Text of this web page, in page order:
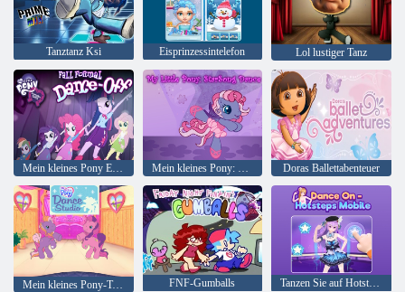
Tanztanz Ksi Eisprinzessintelefon Lol lustiger Tanz
Mein kleines Pony Equestria Girls fallen formelles Tanz-Off Mein kleines Pony: Starsong-Tanz Doras Ballettabenteuer
Mein kleines Pony-Tanzstudio FNF-Gumballs Tanzen Sie auf Hotsteps Mobile